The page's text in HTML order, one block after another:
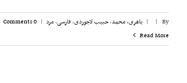
By
|
| باهری، محمد,حبیب لاجوردی,فارسی,مرد |
0 Comments
Read More